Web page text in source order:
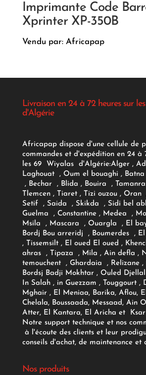
Imprimante Code
Xprinter XP-350B
Vendu par: Africapap
Livraison en 24 à 72 heures sur
d'Algérie
Africapap dispose d'une cellule de
commandes et d'expédition en 24 à
les 69 Wiyalas d'Algérie:Alger ,
Laghouat , Oum el bouaghi , Batna
, Bechar , Blida , Bouira ,
Tlemcen , Tiaret , Tizi ouzou ,
Setif , Saida , Skikda , Sidi bel
Guelma , Constantine , Medea ,
Msila , Mascara , Ouargla , El
Bordj Bou arreridj , Boumerdes ,
, Tissemsilt , El oued El oued ,
ahras , Tipaza , Mila , Ain defla ,
temouchent , Ghardaia , Relizane ,
Bordsj Badji Mokhtar , Ouled
In Salah , in Guezzam , Touggourt ,
Mghair , El Meniaa, Barika, Aflou,
Chelala, Boussaada, Messaad, Ain
Atter, El Kantara, El Aricha et Ksar
Notre support technique et nos
à l'écoute des clients et leur
conseils d'achat, de maintenance et
Nos produits